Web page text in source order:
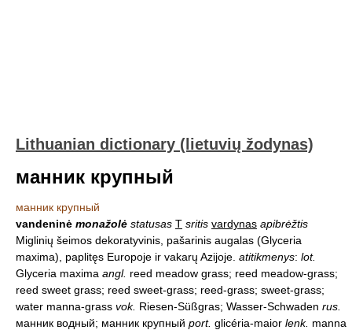
Lithuanian dictionary (lietuvių žodynas)
манник крупный
манник крупный
vandeninė monažolė statusas T sritis vardynas apibrėžtis
Miglinių šeimos dekoratyvinis, pašarinis augalas (Glyceria
maxima), paplitęs Europoje ir vakarų Azijoje. atitikmenys: lot.
Glyceria maxima angl. reed meadow grass; reed meadow-grass;
reed sweet grass; reed sweet-grass; reed-grass; sweet-grass;
water manna-grass vok. Riesen-Süßgras; Wasser-Schwaden rus.
манник водный; манник крупный port. glicéria-maior lenk. manna